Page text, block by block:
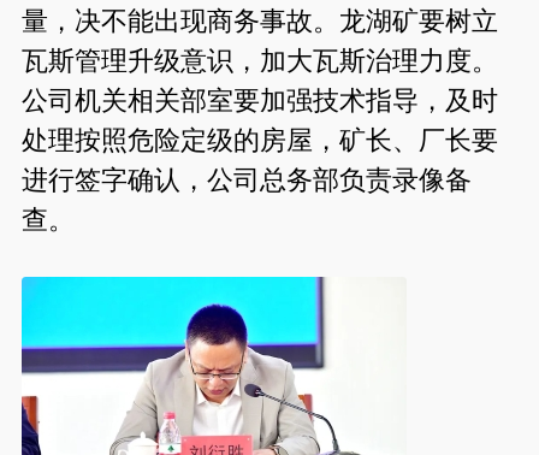
量，决不能出现商务事故。龙湖矿要树立
瓦斯管理升级意识，加大瓦斯治理力度。
公司机关相关部室要加强技术指导，及时
处理按照危险定级的房屋，矿长、厂长要
进行签字确认，公司总务部负责录像备
查。